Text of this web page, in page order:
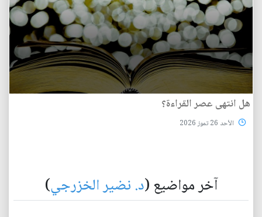
هل انتهى عصر القراءة؟
الأحد 26 تموز 2026
آخر مواضيع (د. نضير الخزرجي)